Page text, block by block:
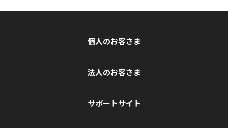
個人のお客さま
法人のお客さま
サポートサイト